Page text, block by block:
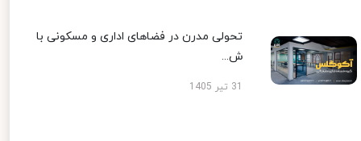
تحولی مدرن در فضاهای اداری و مسکونی با
ش...